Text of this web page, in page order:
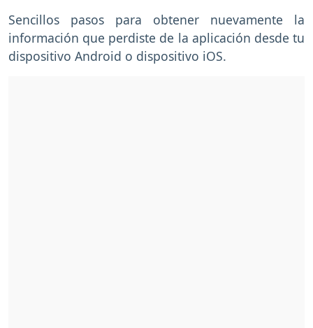
Sencillos pasos para obtener nuevamente la
información que perdiste de la aplicación desde tu
dispositivo Android o dispositivo iOS.